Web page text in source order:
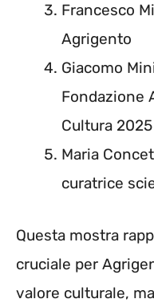
Francesco
Agrigento
Giacomo
Fondazione
Cultura 2025
Maria
curatrice
Questa mostra
cruciale per
valore culturale,